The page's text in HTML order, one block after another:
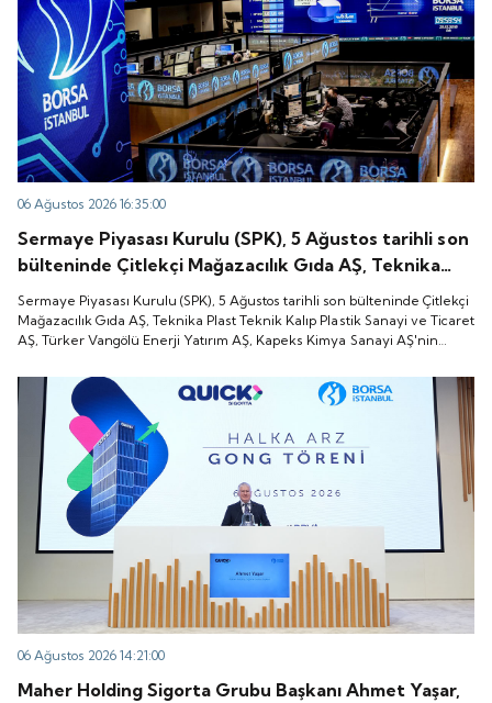
06 Ağustos 2026 16:35:00
Sermaye Piyasası Kurulu (SPK), 5 Ağustos tarihli son
bülteninde Çitlekçi Mağazacılık Gıda AŞ, Teknika
Plast Teknik Kalıp Plastik Sanayi ve Ticaret AŞ,
Türker Vangölü Enerji Yatırım AŞ, Kapeks Kimya
Sanayi AŞ'nin halka arzlarına onay verdiği duyurdu.
Sermaye Piyasası Kurulu (SPK), 5 Ağustos tarihli son bülteninde Çitlekçi
Mağazacılık Gıda AŞ, Teknika Plast Teknik Kalıp Plastik Sanayi ve Ticaret
AŞ, Türker Vangölü Enerji Yatırım AŞ, Kapeks Kimya Sanayi AŞ'nin
06 Ağustos 2026 14:21:00
Maher Holding Sigorta Grubu Başkanı Ahmet Yaşar,